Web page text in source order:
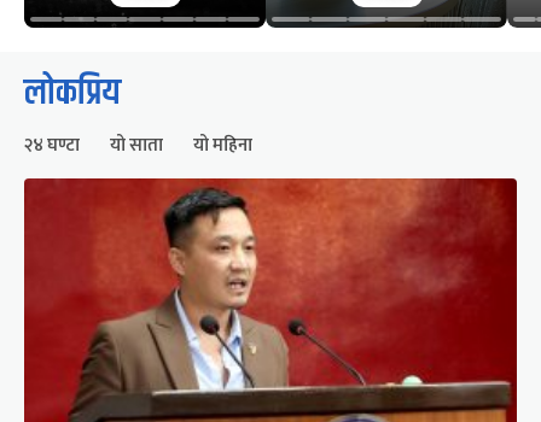
लोकप्रिय
२४ घण्टा यो साता यो महिना